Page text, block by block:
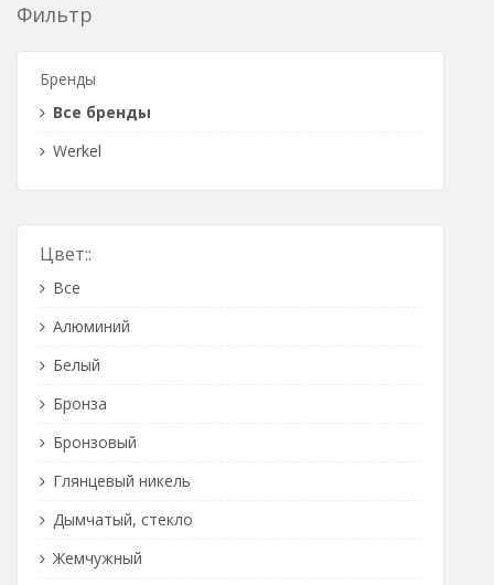
Розетки Интернет/Телефон
Розетки акустика
Фильтр
Бренды
Все бренды
Werkel
Цвет::
Все
Алюминий
Белый
Бронза
Бронзовый
Глянцевый никель
Дымчатый, стекло
Жемчужный